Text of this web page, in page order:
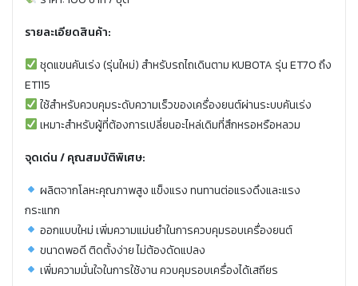
รายละเอียดสินค้า:
ชุดแขนคันเร่ง (รุ่นใหม่) สำหรับรถไถเดินตาม KUBOTA รุ่น ET70 ถึง
ET115
ใช้สำหรับควบคุมระดับความเร็วของเครื่องยนต์ผ่านระบบคันเร่ง
เหมาะสำหรับผู้ที่ต้องการเปลี่ยนอะไหล่เดิมที่สึกหรอหรือหลวม
จุดเด่น / คุณสมบัติพิเศษ:
ผลิตจากโลหะคุณภาพสูง แข็งแรง ทนทานต่อแรงดึงและแรง
กระแทก
ออกแบบใหม่ เพิ่มความแม่นยำในการควบคุมรอบเครื่องยนต์
ขนาดพอดี ติดตั้งง่าย ไม่ต้องดัดแปลง
เพิ่มความมั่นใจในการใช้งาน ควบคุมรอบเครื่องได้เสถียร